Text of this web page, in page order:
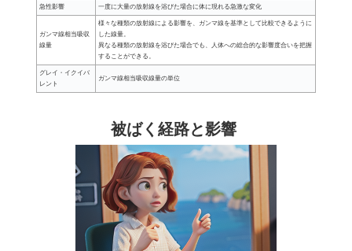
急性影響 一度に大量の放射線を浴びた場合に体に現れる急激な変化
ガンマ線相当吸収
線量
様々な種類の放射線による影響を、ガンマ線を基準として比較できるように
した線量。
異なる種類の放射線を浴びた場合でも、人体への総合的な影響度合いを把握
することができる。
グレイ・イクイバ
レント
ガンマ線相当吸収線量の単位
被ばく経路と影響